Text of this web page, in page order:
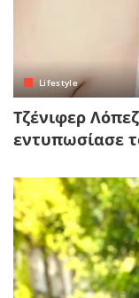
Lifestyle
Τζένιφερ
εντυπωσίασε